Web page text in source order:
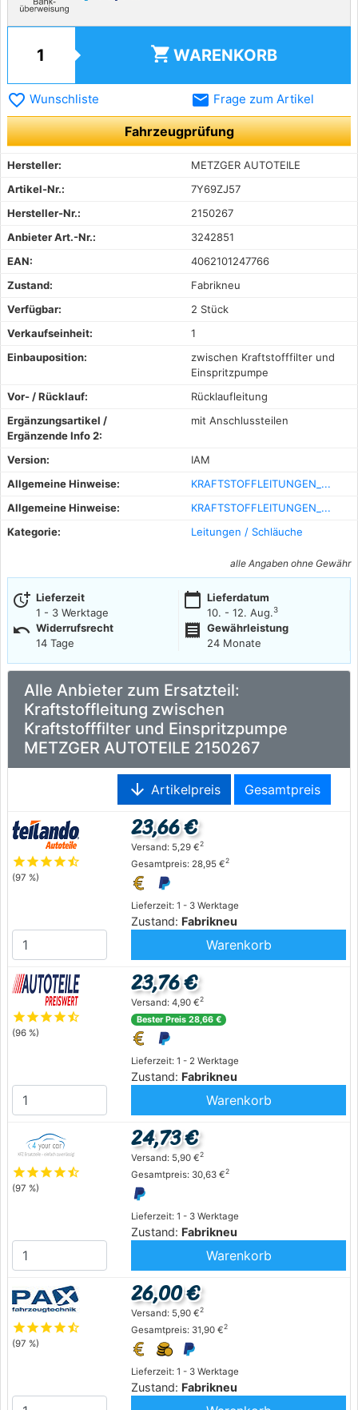
shopping_cart WARENKORB
favorite_border Wunschliste email Frage zum Artikel
Fahrzeugprüfung
Hersteller:
METZGER AUTOTEILE
Artikel-Nr.:
7Y69ZJ57
Hersteller-Nr.:
2150267
Anbieter Art.-Nr.:
3242851
EAN:
4062101247766
Zustand:
Fabrikneu
Verfügbar:
2 Stück
Verkaufseinheit:
1
Einbauposition:
zwischen Kraftstofffilter und
Einspritzpumpe
Vor- / Rücklauf:
Rücklaufleitung
Ergänzungsartikel /
Ergänzende Info 2:
mit Anschlussteilen
Version:
IAM
Allgemeine Hinweise:
KRAFTSTOFFLEITUNGEN_...
Allgemeine Hinweise:
KRAFTSTOFFLEITUNGEN_...
Kategorie:
Leitungen / Schläuche
alle Angaben ohne Gewähr
more_time Lieferzeit
1 - 3 Werktage
calendar_today Lieferdatum
10. - 12. Aug.3
undo Widerrufsrecht
14 Tage
receipt
Gewährleistung
24 Monate
Alle Anbieter zum Ersatzteil:
Kraftstoffleitung zwischen
Kraftstofffilter und Einspritzpumpe
METZGER AUTOTEILE 2150267
arrow_downward Artikelpreis Gesamtpreis
starstarstarstarstar_half
(97 %)
Lieferzeit: 1 - 3 Werktage
Zustand: Fabrikneu
23,66 €
Versand: 5,29 €2
Gesamtpreis: 28,95 €2
Warenkorb
starstarstarstarstar_half
(96 %)
Lieferzeit: 1 - 2 Werktage
Zustand: Fabrikneu
23,76 €
Versand: 4,90 €2
Bester Preis 28,66 €
Warenkorb
starstarstarstarstar_half
(97 %)
Lieferzeit: 1 - 3 Werktage
Zustand: Fabrikneu
24,73 €
Versand: 5,90 €2
Gesamtpreis: 30,63 €2
Warenkorb
starstarstarstarstar_half
(97 %)
Lieferzeit: 1 - 3 Werktage
Zustand: Fabrikneu
26,00 €
Versand: 5,90 €2
Gesamtpreis: 31,90 €2